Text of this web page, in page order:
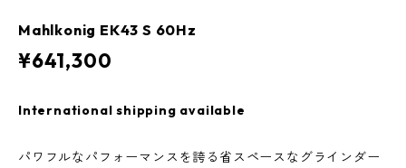
Mahlkonig EK43 S 60Hz
¥641,300
International shipping available
パワフルなパフォーマンスを誇る省スペースなグラインダー